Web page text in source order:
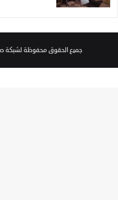
جميع الحقوق محفوظة لشبكة صقر